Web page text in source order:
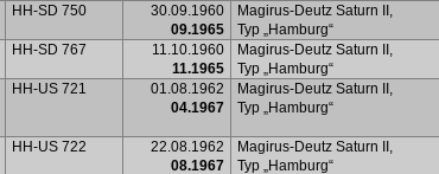
HH-SD 750
30.09.1960
09.1965
Magirus-Deutz Saturn II,
Typ„Hamburg“
HH-SD 767
11.10.1960
11.1965
Magirus-Deutz Saturn II,
Typ„Hamburg“
HH-US 721
01.08.1962
04.1967
Magirus-DeutzSaturn II,
Typ„Hamburg“
HH-US 722
22.08.1962
08.1967
Magirus-Deutz Saturn II,
Typ „Hamburg“